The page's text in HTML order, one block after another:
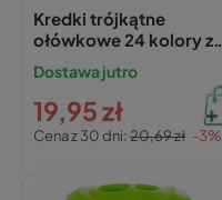
Kredki trójkątne
ołówkowe 24 kolory z
temperówką Astra
Dostawa jutro
19,95 zł
Cena z 30 dni:20,69 zł -3%